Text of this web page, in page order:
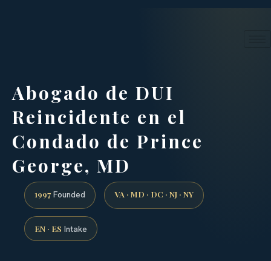
Abogado de DUI
Reincidente en el
Condado de Prince
George, MD
1997 Founded VA · MD · DC · NJ · NY
EN · ES Intake